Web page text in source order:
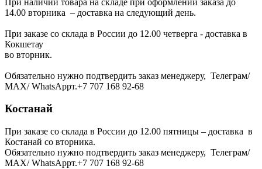
14.00 вторника – доставка на следующий день.
При заказе со склада в России до 12.00 четверга - доставка в
Кокшетау
во вторник.
Обязательно нужно подтвердить заказ менеджеру, Телеграм/
МАХ/ WhatsAppт.+7 707 168 92-68
Костанай
При заказе со склада в России до 12.00 пятницы – доставка в
Костанай со вторника.
Обязательно нужно подтвердить заказ менеджеру, Телеграм/
МАХ/ WhatsAppт.+7 707 168 92-68